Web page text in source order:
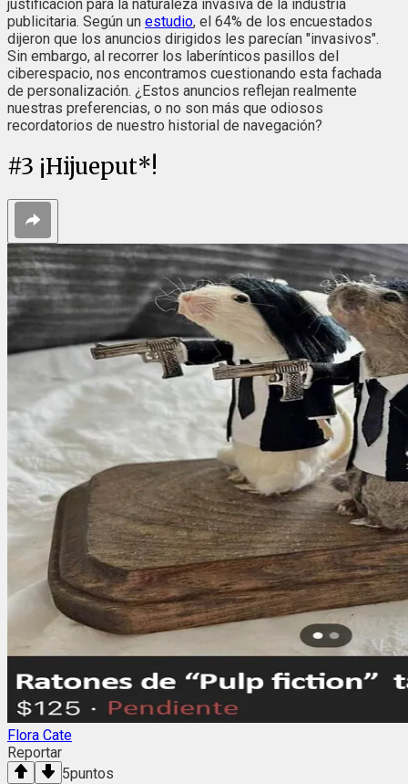
justificación para la naturaleza invasiva de la industria
publicitaria. Según un estudio, el 64% de los encuestados
dijeron que los anuncios dirigidos les parecían "invasivos".
Sin embargo, al recorrer los laberínticos pasillos del
ciberespacio, nos encontramos cuestionando esta fachada
de personalización. ¿Estos anuncios reflejan realmente
nuestras preferencias, o no son más que odiosos
recordatorios de nuestro historial de navegación?
#3 ¡Hijueput*!
Flora Cate
Reportar
5puntos